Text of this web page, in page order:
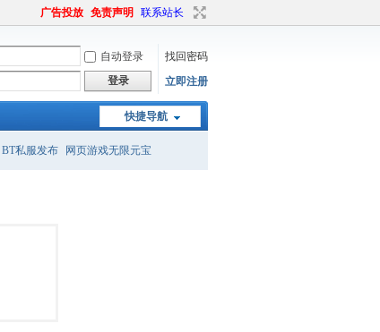
广告投放 免责声明 联系站长
自动登录
找回密码
登录 立即注册
快捷导航
BT私服发布 网页游戏无限元宝